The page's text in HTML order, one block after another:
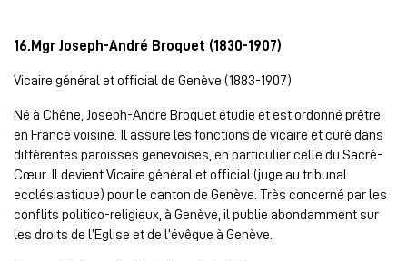
16.Mgr Joseph-André Broquet (1830-1907)
Vicaire général et official de Genève (1883-1907)
Né à Chêne, Joseph-André Broquet étudie et est ordonné prêtre
en France voisine. Il assure les fonctions de vicaire et curé dans
différentes paroisses genevoises, en particulier celle du Sacré-
Cœur. Il devient Vicaire général et official (juge au tribunal
ecclésiastique) pour le canton de Genève. Très concerné par les
conflits politico-religieux, à Genève, il publie abondamment sur
les droits de l’Eglise et de l’évêque à Genève.